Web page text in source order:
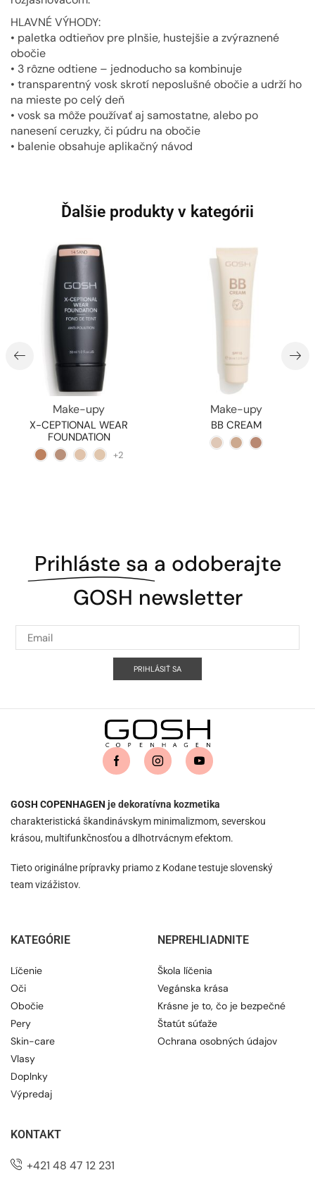
HLAVNÉ VÝHODY:
• paletka odtieňov pre plnšie, hustejšie a zvýraznené
obočie
• 3 rôzne odtiene – jednoducho sa kombinuje
• transparentný vosk skrotí neposlušné obočie a udrží ho
na mieste po celý deň
• vosk sa môže používať aj samostatne, alebo po
nanesení ceruzky, či púdru na obočie
• balenie obsahuje aplikačný návod
Ďalšie produkty v kategórii
Make-upy
X-CEPTIONAL WEAR
FOUNDATION
+2
Make-upy
BB CREAM
Prihláste sa a odoberajte
GOSH newsletter
PRIHLÁSIŤ SA
GOSH COPENHAGEN je dekoratívna kozmetika
charakteristická škandinávskym minimalizmom, severskou
krásou, multifunkčnosťou a dlhotrvácnym efektom.
Tieto originálne prípravky priamo z Kodane testuje slovenský
team vizážistov.
KATEGÓRIE
Líčenie
Oči
Obočie
Pery
Skin-care
Vlasy
Doplnky
Výpredaj
NEPREHLIADNITE
Škola líčenia
Vegánska krása
Krásne je to, čo je bezpečné
Štatút súťaže
Ochrana osobných údajov
KONTAKT
+421 48 47 12 231